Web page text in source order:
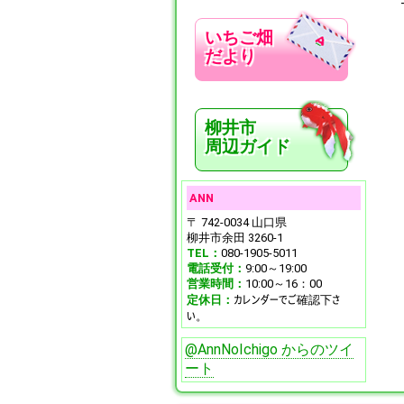
-
いちご畑
だより
柳井市
周辺ガイド
ANN
〒 742-0034 山口県
柳井市余田 3260-1
TEL： 080-1905-5011
電話受付： 9:00～19:00
営業時間： 10:00～16：00
定休日： カレンダーでご確認下さ
い。
@AnnNoIchigo からのツイ
ート